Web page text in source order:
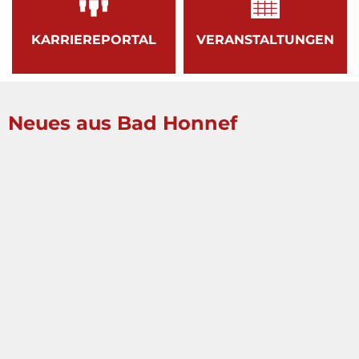
KARRIEREPORTAL VERANSTALTUNGEN
Neues aus Bad Honnef